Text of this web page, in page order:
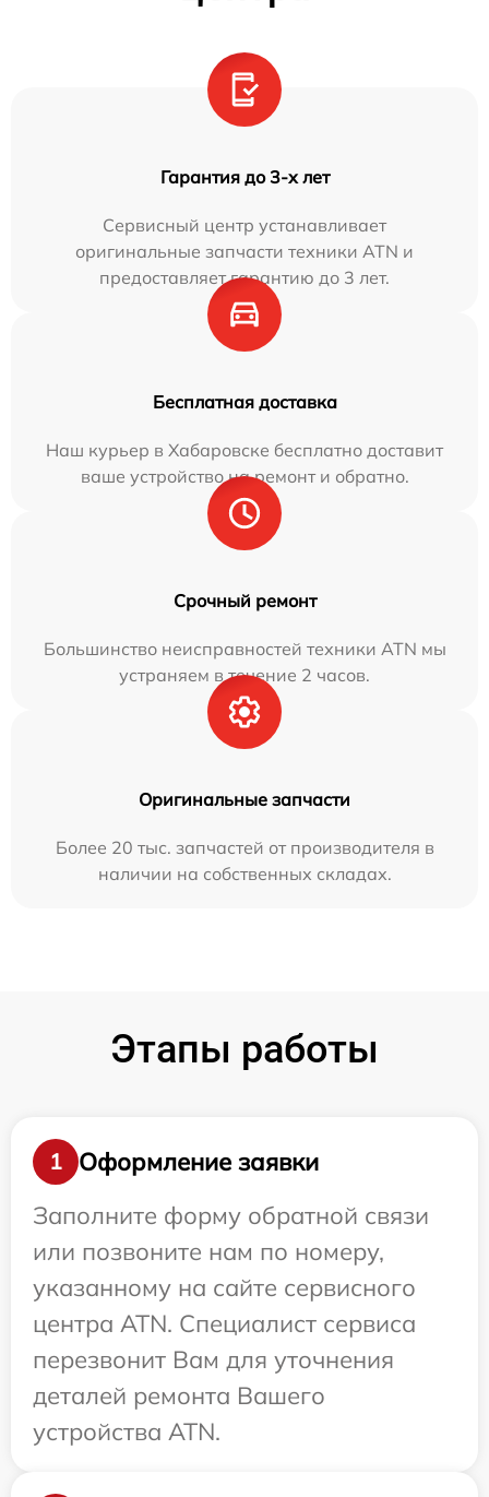
Гарантия до 3-х лет
Сервисный центр устанавливает
оригинальные запчасти техники ATN и
предоставляет гарантию до 3 лет.
Бесплатная доставка
Наш курьер в Хабаровске бесплатно доставит
ваше устройство на ремонт и обратно.
Срочный ремонт
Большинство неисправностей техники ATN мы
устраняем в течение 2 часов.
Оригинальные запчасти
Более 20 тыс. запчастей от производителя в
наличии на собственных складах.
Этапы работы
1
Оформление заявки
Заполните форму обратной связи
или позвоните нам по номеру,
указанному на сайте сервисного
центра ATN. Специалист сервиса
перезвонит Вам для уточнения
деталей ремонта Вашего
устройства ATN.